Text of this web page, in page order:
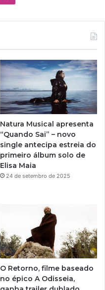
t
g
r
a
m
Natura Musical apresenta
“Quando Sai” – novo
single antecipa estreia do
primeiro álbum solo de
Elisa Maia
24 de setembro de 2025
O Retorno, filme baseado
no épico A Odisseia,